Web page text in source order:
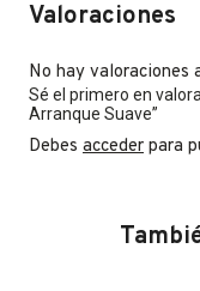
Valoraciones
No hay valoraciones
Sé el primero en
Arranque Suave”
Debes acceder para